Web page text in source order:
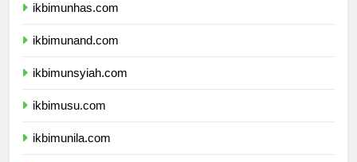
ikbimunhas.com
ikbimunand.com
ikbimunsyiah.com
ikbimusu.com
ikbimunila.com